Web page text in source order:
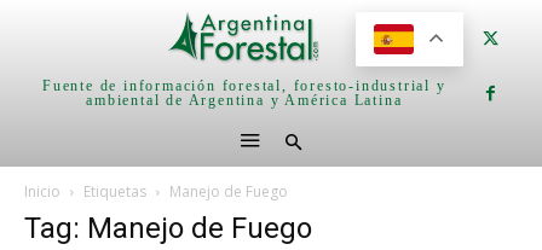
Fuente de información forestal, foresto-industrial y
ambiental de Argentina y América Latina
Inicio Etiquetas Manejo de Fuego
Tag: Manejo de Fuego